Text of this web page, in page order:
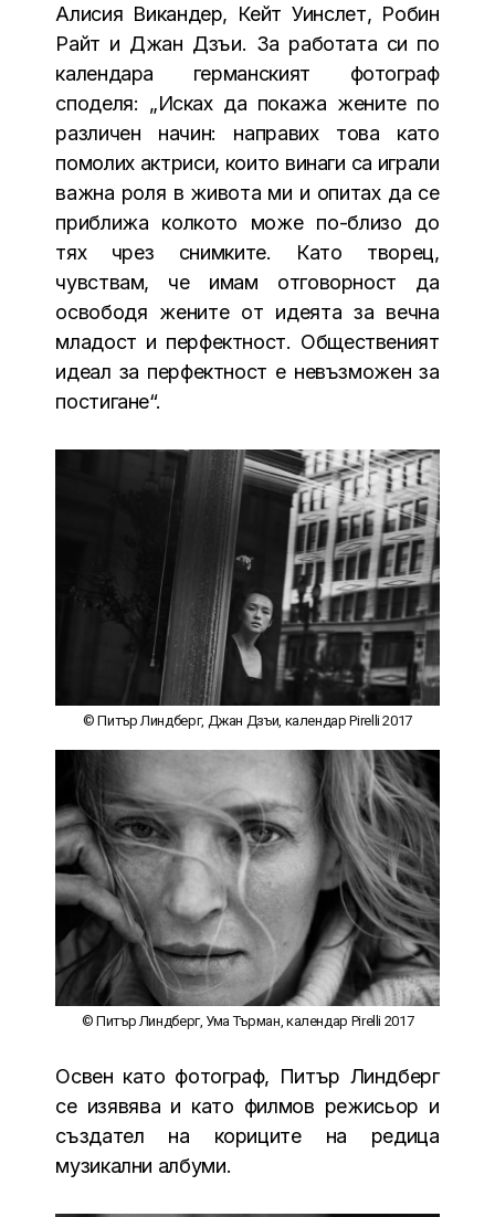
Алисия Викандер, Кейт Уинслет, Робин
Райт и Джан Дзъи. За работата си по
календара германският фотограф
споделя: „Исках да покажа жените по
различен начин: направих това като
помолих актриси, които винаги са играли
важна роля в живота ми и опитах да се
приближа колкото може по-близо до
тях чрез снимките. Като творец,
чувствам, че имам отговорност да
освободя жените от идеята за вечна
младост и перфектност. Общественият
идеал за перфектност е невъзможен за
постигане“.
© Питър Линдберг, Джан Дзъи, календар Pirelli 2017
© Питър Линдберг, Ума Търман, календар Pirelli 2017
Освен като фотограф, Питър Линдберг
се изявява и като филмов режисьор и
създател на кориците на редица
музикални албуми.